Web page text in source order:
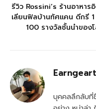
รีวิว Rossini’s ร้านอาหาร
เลียนฟิลบ้านทัศแคน ดีกรี 1
100 รางวัลชั้นนำของ
บุคคลลึกลับที่